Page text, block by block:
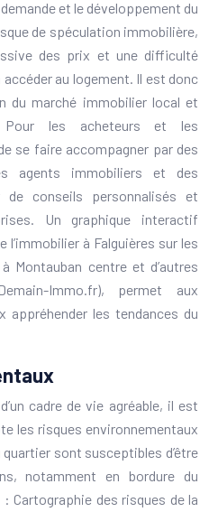
et le développement du
de spéculation immobilière,
des prix et une difficulté
au logement. Il est donc
du marché immobilier local et
Pour les acheteurs et les
se faire accompagner par des
agents immobiliers et des
conseils personnalisés et
Un graphique interactif
l’immobilier à Falguières sur les
Montauban centre et d’autres
Immo.fr), permet aux
appréhender les tendances du
cadre de vie agréable, il est
les risques environnementaux
sont susceptibles d’être
notamment en bordure du
Cartographie des risques de la